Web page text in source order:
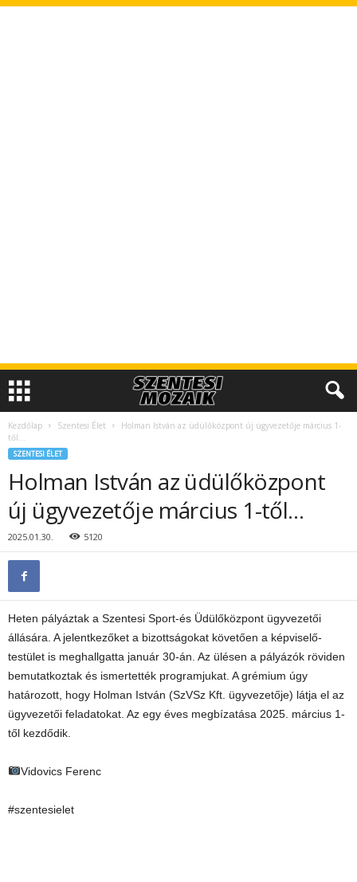
Kezdőlap Szentesi Élet
Holman István az üdülőközpont új ügyvezetője március 1-
től…
SZENTESI ÉLET
Holman István az üdülőközpont
új ügyvezetője március 1-től…
2025.01.30. 5120
Heten pályáztak a Szentesi Sport-és Üdülőközpont ügyvezetői
állására. A jelentkezőket a bizottságokat követően a képviselő-
testület is meghallgatta január 30-án. Az ülésen a pályázók röviden
bemutatkoztak és ismertették programjukat. A grémium úgy
határozott, hogy Holman István (SzVSz Kft. ügyvezetője) látja el az
ügyvezetői feladatokat. Az egy éves megbízatása 2025. március 1-
től kezdődik.
Vidovics Ferenc
#szentesielet